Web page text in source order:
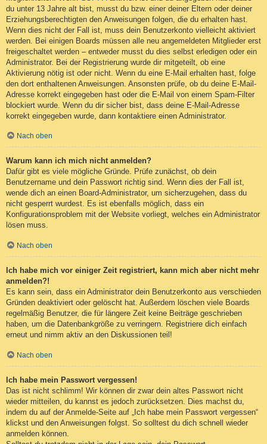
du unter 13 Jahre alt bist, musst du bzw. einer deiner Eltern oder deiner
Erziehungsberechtigten den Anweisungen folgen, die du erhalten hast.
Wenn dies nicht der Fall ist, muss dein Benutzerkonto vielleicht aktiviert
werden. Bei einigen Boards müssen alle neu angemeldeten Mitglieder erst
freigeschaltet werden – entweder musst du dies selbst erledigen oder ein
Administrator. Bei der Registrierung wurde dir mitgeteilt, ob eine
Aktivierung nötig ist oder nicht. Wenn du eine E-Mail erhalten hast, folge
den dort enthaltenen Anweisungen. Ansonsten prüfe, ob du deine E-Mail-
Adresse korrekt eingegeben hast oder die E-Mail von einem Spam-Filter
blockiert wurde. Wenn du dir sicher bist, dass deine E-Mail-Adresse
korrekt eingegeben wurde, dann kontaktiere einen Administrator.
Nach oben
Warum kann ich mich nicht anmelden?
Dafür gibt es viele mögliche Gründe. Prüfe zunächst, ob dein
Benutzername und dein Passwort richtig sind. Wenn dies der Fall ist,
wende dich an einen Board-Administrator, um sicherzugehen, dass du
nicht gesperrt wurdest. Es ist ebenfalls möglich, dass ein
Konfigurationsproblem mit der Website vorliegt, welches ein Administrator
lösen muss.
Nach oben
Ich habe mich vor einiger Zeit registriert, kann mich aber nicht mehr
anmelden?!
Es kann sein, dass ein Administrator dein Benutzerkonto aus verschieden
Gründen deaktiviert oder gelöscht hat. Außerdem löschen viele Boards
regelmäßig Benutzer, die für längere Zeit keine Beiträge geschrieben
haben, um die Datenbankgröße zu verringern. Registriere dich einfach
erneut und nimm aktiv an den Diskussionen teil!
Nach oben
Ich habe mein Passwort vergessen!
Das ist nicht schlimm! Wir können dir zwar dein altes Passwort nicht
wieder mitteilen, du kannst es jedoch zurücksetzen. Dies machst du,
indem du auf der Anmelde-Seite auf „Ich habe mein Passwort vergessen“
klickst und den Anweisungen folgst. So solltest du dich schnell wieder
anmelden können.